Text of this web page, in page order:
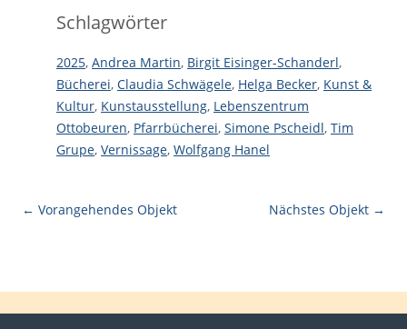
Schlagwörter
2025, Andrea Martin, Birgit Eisinger-Schanderl,
Bücherei, Claudia Schwägele, Helga Becker, Kunst &
Kultur, Kunstausstellung, Lebenszentrum
Ottobeuren, Pfarrbücherei, Simone Pscheidl, Tim
Grupe, Vernissage, Wolfgang Hanel
← Vorangehendes Objekt Nächstes Objekt →